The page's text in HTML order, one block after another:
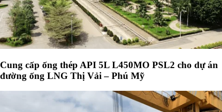
Cung cấp ống thép API 5L L450MO PSL2 cho dự án
đường ống LNG Thị Vải – Phú Mỹ